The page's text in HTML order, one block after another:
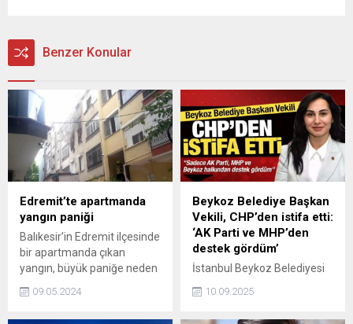
Benzer Konular
Edremit’te apartmanda
yangın paniği
Balıkesir’in Edremit ilçesinde
bir apartmanda çıkan
yangın, büyük paniğe neden
09.05.2024
Beykoz Belediye Başkan
Vekili, CHP’den istifa etti:
‘AK Parti ve MHP’den
destek gördüm’
İstanbul Beykoz Belediyesi
Gürzel, CHP’den istifa
10.09.2025